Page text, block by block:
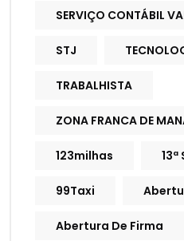
SERVIÇO CONTÁBIL
STJ
TRABALHISTA
ZONA FRANCA DE
123milhas
99Taxi
Abertura De Firma